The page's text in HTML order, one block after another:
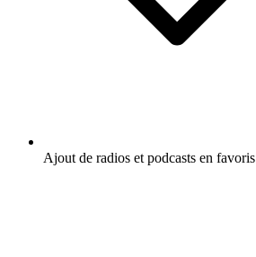
Ajout de radios et podcasts en favoris